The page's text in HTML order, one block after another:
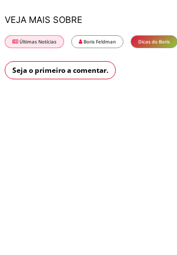
VEJA MAIS SOBRE
Últimas Notícias Boris Feldman Dicas do Boris
Seja o primeiro a comentar.